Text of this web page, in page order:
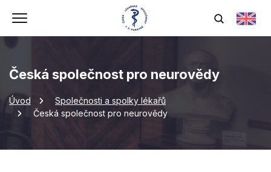
Česká společnost pro neurovědy
Úvod
Společnosti a spolky lékařů
Česká společnost pro neurovědy